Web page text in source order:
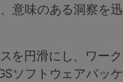
意味のある洞察を迅
を円滑にし、ワーク
ソフトウェアパッケ